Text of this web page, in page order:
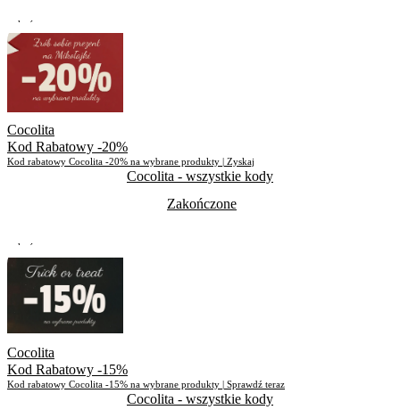
Zakończone
Skorzystało482
Cocolita
Kod Rabatowy -20%
Kod rabatowy Cocolita -20% na wybrane produkty | Zyskaj
Cocolita - wszystkie kody
Zakończone
Zakończone
Skorzystało 612
Cocolita
Kod Rabatowy -15%
Kod rabatowy Cocolita -15% na wybrane produkty | Sprawdź teraz
Cocolita - wszystkie kody